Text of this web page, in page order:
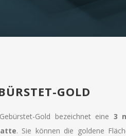
GOLD
Gold bezeichnet eine 3
. Sie können die goldene